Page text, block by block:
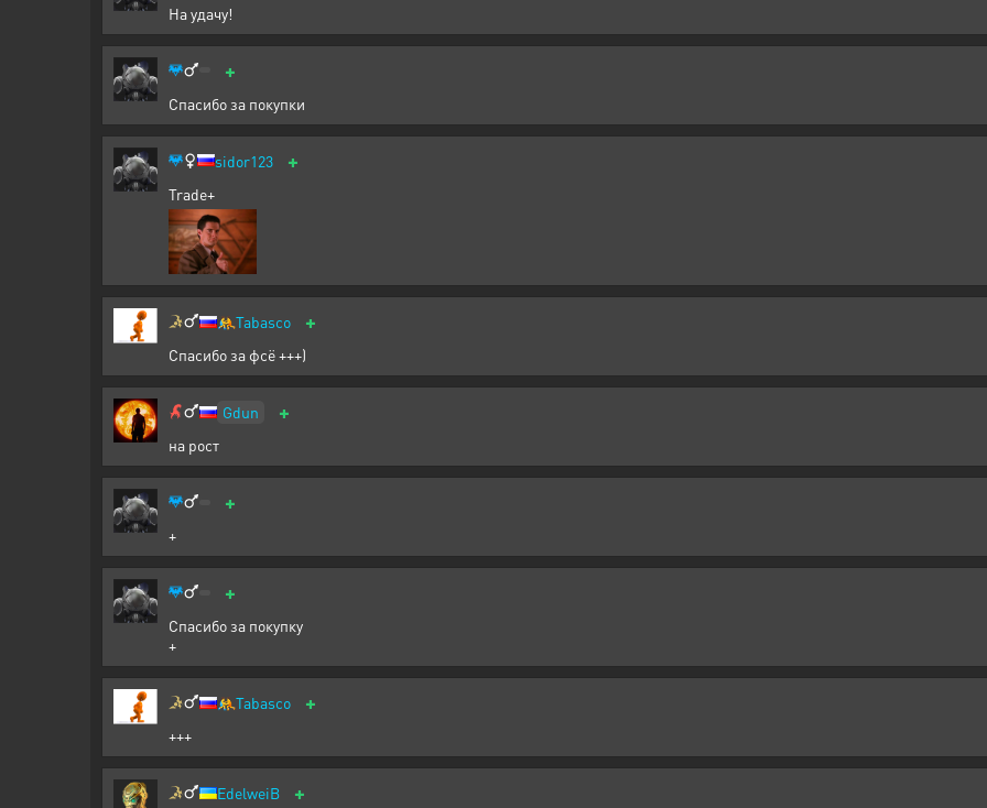
На удачу!
+
Спасибо за покупки
sidor123 +
Trade+
🤼Tabasco +
Спасибо за фсё +++)
Gdun +
на рост
+
+
+
Спасибо за покупку
+
🤼Tabasco +
+++
EdelweiB +